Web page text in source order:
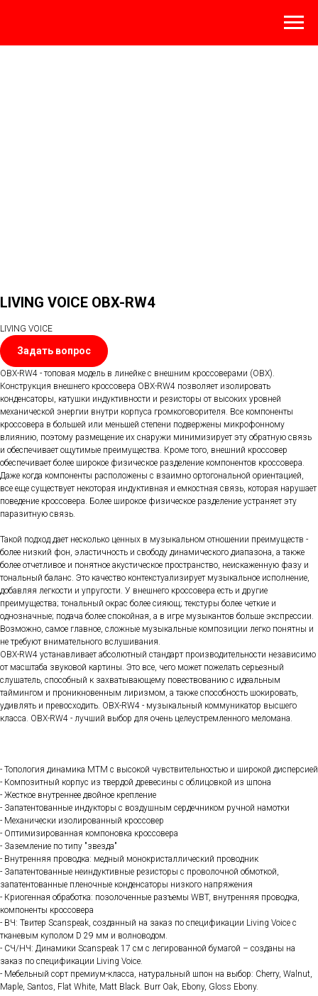
LIVING VOICE OBX-RW4
LIVING VOICE
Задать вопрос
OBX-RW4 - топовая модель в линейке с внешним кроссоверами (OBX).
Конструкция внешнего кроссовера OBX-RW4 позволяет изолировать
конденсаторы, катушки индуктивности и резисторы от высоких уровней
механической энергии внутри корпуса громкоговорителя. Все компоненты
кроссовера в большей или меньшей степени подвержены микрофонному
влиянию, поэтому размещение их снаружи минимизирует эту обратную связь
и обеспечивает ощутимые преимущества. Кроме того, внешний кроссовер
обеспечивает более широкое физическое разделение компонентов кроссовера.
Даже когда компоненты расположены с взаимно ортогональной ориентацией,
все еще существует некоторая индуктивная и емкостная связь, которая нарушает
поведение кроссовера. Более широкое физическое разделение устраняет эту
паразитную связь.
Такой подход дает несколько ценных в музыкальном отношении преимуществ -
более низкий фон, эластичность и свободу динамического диапазона, а также
более отчетливое и понятное акустическое пространство, неискаженную фазу и
тональный баланс. Это качество контекстуализирует музыкальное исполнение,
добавляя легкости и упругости. У внешнего кроссовера есть и другие
преимущества; тональный окрас более сияющ; текстуры более четкие и
однозначные; подача более спокойная, а в игре музыкантов больше экспрессии.
Возможно, самое главное, сложные музыкальные композиции легко понятны и
не требуют внимательного вслушивания.
OBX-RW4 устанавливает абсолютный стандарт производительности независимо
от масштаба звуковой картины. Это все, чего может пожелать серьезный
слушатель, способный к захватывающему повествованию с идеальным
таймингом и проникновенным лиризмом, а также способность шокировать,
удивлять и превосходить. OBX-RW4 - музыкальный коммуникатор высшего
класса. OBX-RW4 - лучший выбор для очень целеустремленного меломана.
- Топология динамика MTM с высокой чувствительностью и широкой дисперсией
- Композитный корпус из твердой древесины с облицовкой из шпона
- Жесткое внутреннее двойное крепление
- Запатентованные индукторы с воздушным сердечником ручной намотки
- Механически изолированный кроссовер
- Оптимизированная компоновка кроссовера
- Заземление по типу "звезда"
- Внутренняя проводка: медный монокристаллический проводник
- Запатентованные неиндуктивные резисторы с проволочной обмоткой,
запатентованные пленочные конденсаторы низкого напряжения
- Криогенная обработка: позолоченные разъемы WBT, внутренняя проводка,
компоненты кроссовера
- ВЧ: Твитер Scanspeak, созданный на заказ по спецификации Living Voice с
тканевым куполом D 29 мм и волноводом.
- СЧ/НЧ: Динамики Scanspeak 17 см с легированной бумагой – созданы на
заказ по спецификации Living Voice.
- Мебельный сорт премиум-класса, натуральный шпон на выбор: Cherry, Walnut,
Maple, Santos, Flat White, Matt Black. Burr Oak, Ebony, Gloss Ebony.